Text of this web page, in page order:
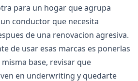
para un hogar que agrupa
conductor que necesita
de una renovacion agresiva.
de usar esas marcas es ponerlas
base, revisar que
en underwriting y quedarte